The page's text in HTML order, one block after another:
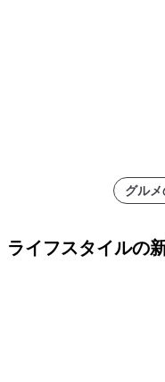
グル
ライフスタイルの